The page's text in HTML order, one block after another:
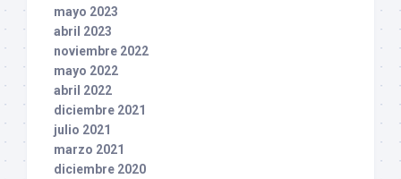
mayo 2023
abril 2023
noviembre 2022
mayo 2022
abril 2022
diciembre 2021
julio 2021
marzo 2021
diciembre 2020